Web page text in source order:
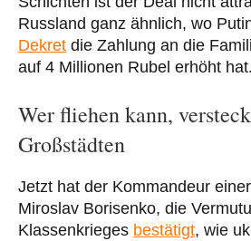
Russland ganz ähnlich, wo
Dekret die Zahlung an die
auf 4 Millionen Rubel erhöht hat.
Wer fliehen kann,
Großstädten
Jetzt hat der Kommandeur
Miroslav Borisenko, die
Klassenkrieges bestätigt, wie